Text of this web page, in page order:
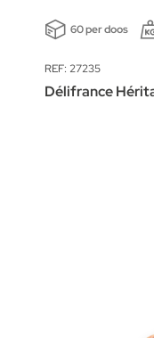
60 per doos
REF: 27235
Délifrance